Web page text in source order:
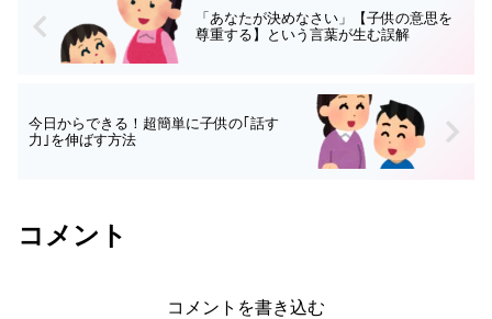
「あなたが決めなさい」【子供の意思を
尊重する】という言葉が生む誤解
今日からできる！超簡単に子供の｢話す
力｣を伸ばす方法
コメント
コメントを書き込む